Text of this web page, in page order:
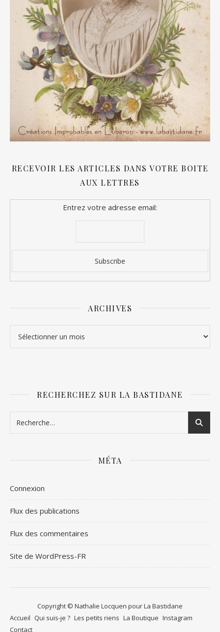
RECEVOIR LES ARTICLES DANS VOTRE BOITE
AUX LETTRES
Entrez votre adresse email:
ARCHIVES
RECHERCHEZ SUR LA BASTIDANE
MÉTA
Connexion
Flux des publications
Flux des commentaires
Site de WordPress-FR
Copyright © Nathalie Locquen pour La Bastidane
Accueil Qui suis-je ? Les petits riens La Boutique Instagram
Contact